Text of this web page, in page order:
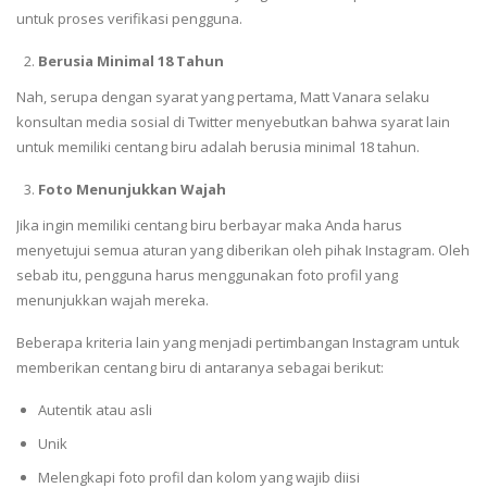
untuk proses verifikasi pengguna.
Berusia Minimal 18 Tahun
Nah, serupa dengan syarat yang pertama, Matt Vanara selaku
konsultan media sosial di Twitter menyebutkan bahwa syarat lain
untuk memiliki centang biru adalah berusia minimal 18 tahun.
Foto Menunjukkan Wajah
Jika ingin memiliki centang biru berbayar maka Anda harus
menyetujui semua aturan yang diberikan oleh pihak Instagram. Oleh
sebab itu, pengguna harus menggunakan foto profil yang
menunjukkan wajah mereka.
Beberapa kriteria lain yang menjadi pertimbangan Instagram untuk
memberikan centang biru di antaranya sebagai berikut:
Autentik atau asli
Unik
Melengkapi foto profil dan kolom yang wajib diisi